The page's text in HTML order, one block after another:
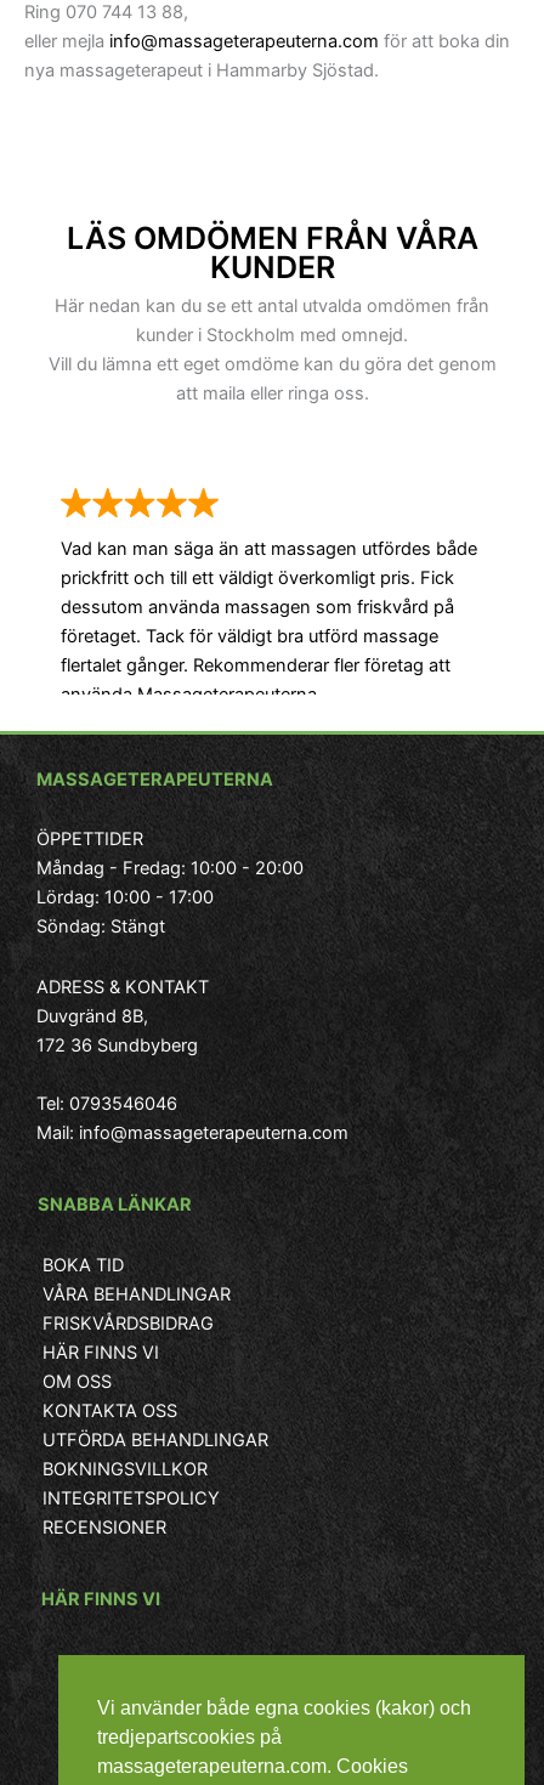
Vattentrappan
Rorgängargatan,
Sickla Kanalgata,
Vävar Johans gata,
etc
Ring 070 744 13 88,
eller mejla info@massageterapeuterna.com för att boka din
nya massageterapeut i Hammarby Sjöstad.
LÄS OMDÖMEN FRÅN VÅRA
KUNDER
Här nedan kan du se ett antal utvalda omdömen från
kunder i Stockholm med omnejd.
Vill du lämna ett eget omdöme kan du göra det genom
att maila eller ringa oss.
Vad kan man säga än att massagen utfördes både
prickfritt och till ett väldigt överkomligt pris. Fick
dessutom använda massagen som friskvård på
företaget. Tack för väldigt bra utförd massage
flertalet gånger. Rekommenderar fler företag att
använda Massageterapeuterna.
- Roger, Bagarmossen
MASSAGETERAPEUTERNA
ÖPPETTIDER
Måndag - Fredag: 10:00 - 20:00
Lördag: 10:00 - 17:00
Söndag: Stängt
ADRESS & KONTAKT
Duvgränd 8B,
172 36 Sundbyberg
Tel:0793546046
Mail: info@massageterapeuterna.com
SNABBA LÄNKAR
BOKA TID
VÅRA BEHANDLINGAR
FRISKVÅRDSBIDRAG
HÄR FINNS VI
OM OSS
KONTAKTA OSS
UTFÖRDA BEHANDLINGAR
BOKNINGSVILLKOR
INTEGRITETSPOLICY
RECENSIONER
HÄR FINNS VI
Vi använder både egna cookies (kakor) och
tredjepartscookies på
massageterapeuterna.com. Cookies